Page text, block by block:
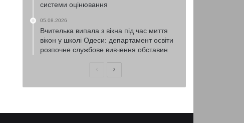
системи оцінювання
05.08.2026
Вчителька випала з вікна під час миття
вікон у школі Одеси: департамент освіти
розпочне службове вивчення обставин
ПопередняНаступна